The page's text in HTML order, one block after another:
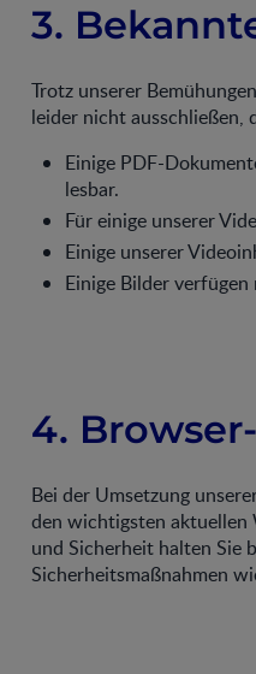
3.
Trotz unserer
leider nicht ausschließen,
Einige PDF-
lesbar.
Für einige unserer
Einige unserer
Einige Bilder
4.
Bei der Umsetzung
den wichtigsten aktuellen
und Sicherheit halten Sie
Sicherheitsmaßnahmen